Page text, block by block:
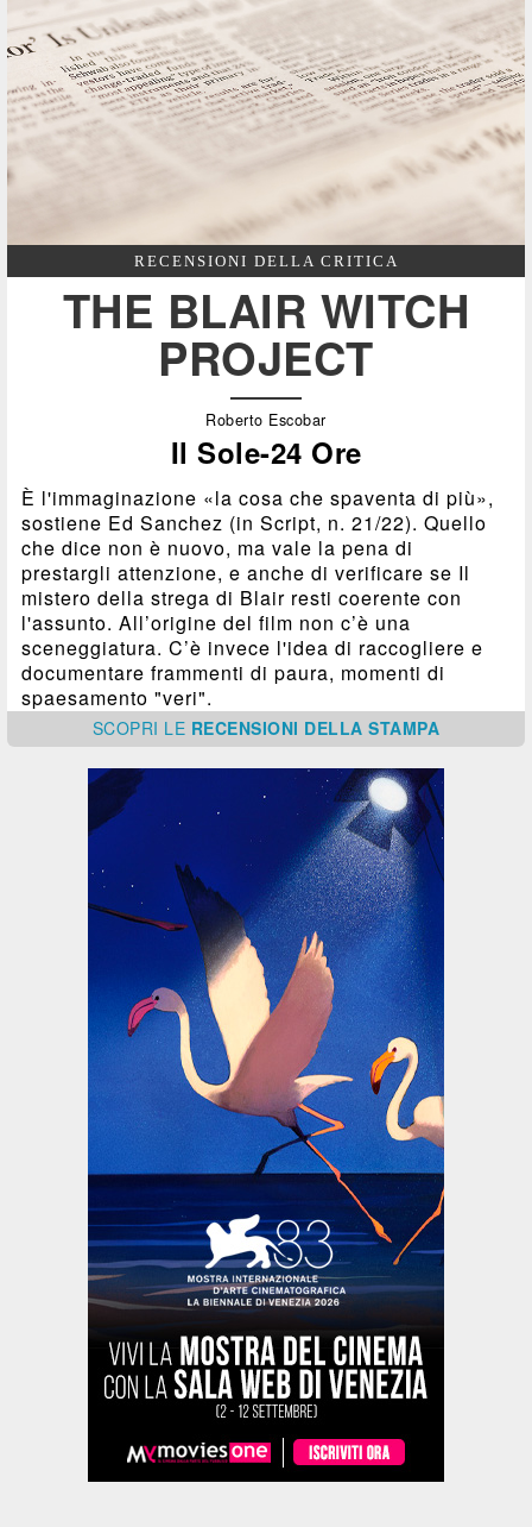
RECENSIONI DELLA CRITICA
THE BLAIR WITCH
PROJECT
Roberto Escobar
Il Sole-24 Ore
È l'immaginazione «la cosa che spaventa di più»,
sostiene Ed Sanchez (in Script, n. 21/22). Quello
che dice non è nuovo, ma vale la pena di
prestargli attenzione, e anche di verificare se Il
mistero della strega di Blair resti coerente con
l'assunto. All’origine del film non c’è una
sceneggiatura. C’è invece l'idea di raccogliere e
documentare frammenti di paura, momenti di
spaesamento "veri".
SCOPRI LE RECENSIONI DELLA STAMPA